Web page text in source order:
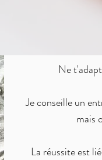
Ne
Je conseille un
mais
La réussite est